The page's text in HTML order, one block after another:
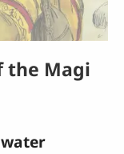
the Magi
water